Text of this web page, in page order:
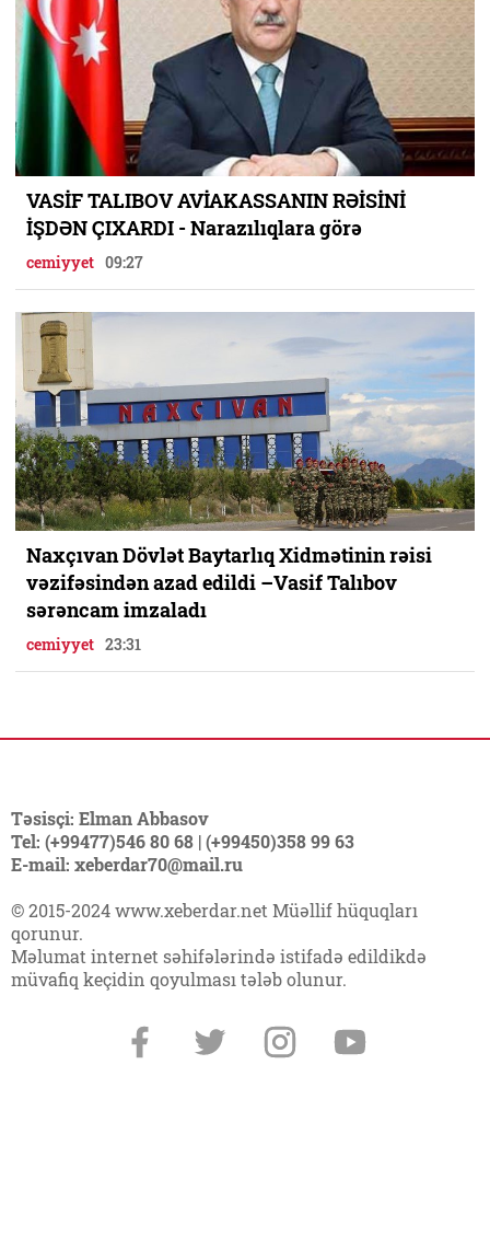
VASİF TALIBOV AVİAKASSANIN RƏİSİNİ
İŞDƏN ÇIXARDI - Narazılıqlara görə
cemiyyet 09:27
Naxçıvan Dövlət Baytarlıq Xidmətinin rəisi
vəzifəsindən azad edildi –Vasif Talıbov
sərəncam imzaladı
cemiyyet 23:31
Təsisçi: Elman Abbasov
Tel: (+99477)546 80 68 | (+99450)358 99 63
E-mail: xeberdar70@mail.ru
© 2015-2024 www.xeberdar.net Müəllif hüquqları
qorunur.
Məlumat internet səhifələrində istifadə edildikdə
müvafiq keçidin qoyulması tələb olunur.